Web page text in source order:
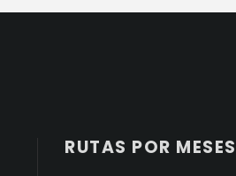
RUTAS POR MESES